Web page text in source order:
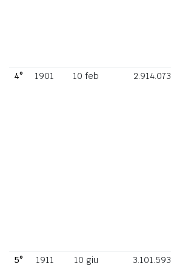
4°
1901 10 feb 2.914.073
5°
1911 10 giu 3.101.593